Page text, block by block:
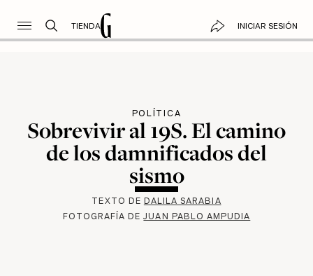
TIENDA INICIAR SESIÓN
POLÍTICA
Sobrevivir al 19S. El camino
de los damnificados del
sismo
TEXTO DE DALILA SARABIA
FOTOGRAFÍA DEJUAN PABLO AMPUDIA